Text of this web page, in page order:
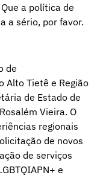
a política de
a sério, por favor.
de
Alto Tietê e Região
de Estado de
Vieira. O
regionais
de novos
de serviços
e